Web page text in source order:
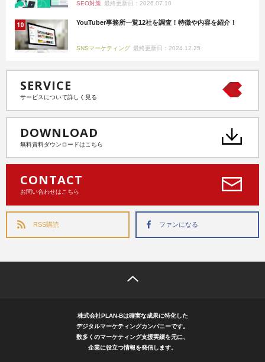
SEO対策 最終更新日：2026.07.10
YouTuber事務所一覧12社を調査！特徴や内容を紹介！
SNSマーケティング 最終更新日：2024.12.25
SERVICE
サービスについて詳しく見る
DOWNLOAD
無料資料ダウンロードはこちら
CONTACT
お問い合わせはこちら
RSS購読 ファンになる
株式会社PLAN-Bは確実な成果に特化した
デジタルマーケティングカンパニーです。
数多くのマーケティング支援実績を元に、
企業に役立つ情報を発信します。